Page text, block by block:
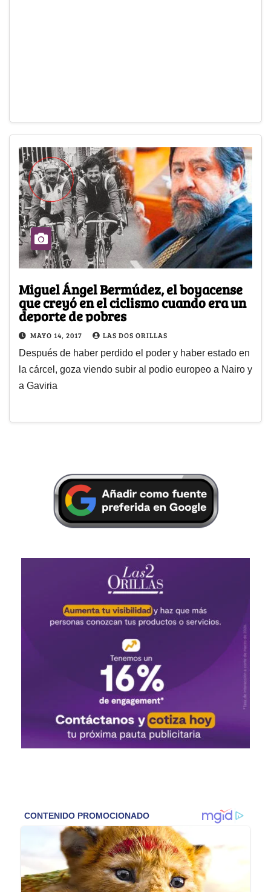
Miguel Ángel Bermúdez, el boyacense
que creyó en el ciclismo cuando era un
deporte de pobres
MAYO 14, 2017 LAS DOS ORILLAS
Después de haber perdido el poder y haber estado en
la cárcel, goza viendo subir al podio europeo a Nairo y
a Gaviria